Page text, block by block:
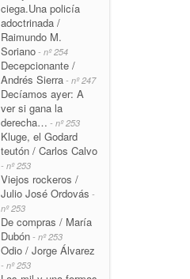
ciega.Una policía
adoctrinada /
Raimundo M.
Soriano - nº 254
Decepcionante /
Andrés Sierra - nº 247
Decíamos ayer: A
ver si gana la
derecha… - nº 253
Kluge, el Godard
teutón / Carlos Calvo
- nº 253
Viejos rockeros /
Julio José Ordovás -
nº 253
De compras / María
Dubón - nº 253
Odio / Jorge Álvarez
- nº 253